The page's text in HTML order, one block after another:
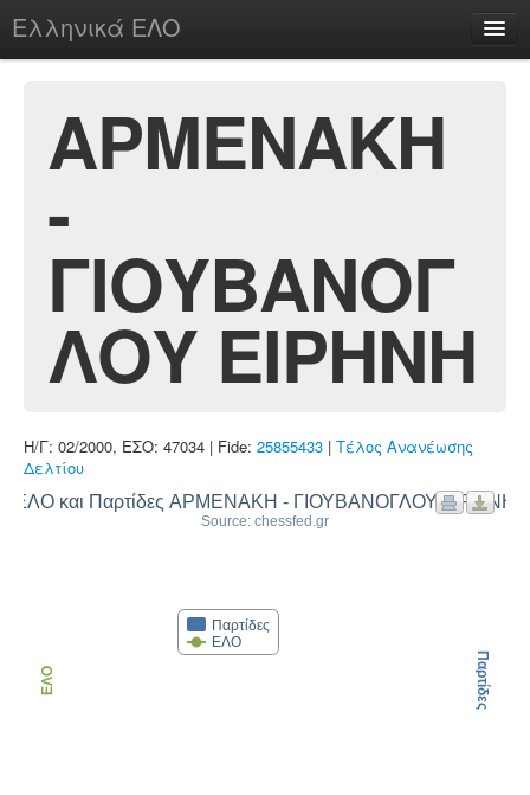
Ελληνικά ΕΛΟ
ΑΡΜΕΝΑΚΗ
-
ΓΙΟΥΒΑΝΟΓ
ΛΟΥ ΕΙΡΗΝΗ
Η/Γ: 02/2000, ΕΣΟ: 47034 | Fide: 25855433 | Τέλος Ανανέωσης
Δελτίου
ΕΛΟ και Παρτίδες ΑΡΜΕΝΑΚΗ - ΓΙΟΥΒΑΝΟΓΛΟΥ ΕΙΡΗΝΗ
Source: chessfed.gr
Παρτίδες
ΕΛΟ
ΕΛΟ Παρτίδες